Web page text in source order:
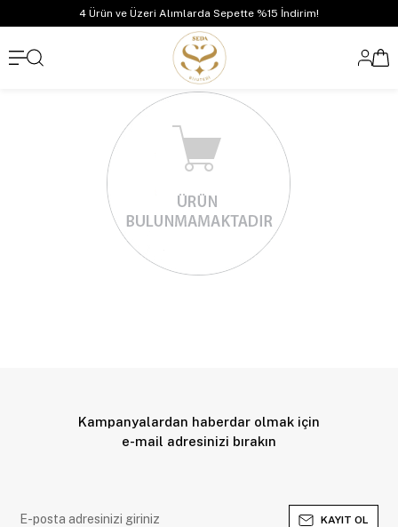
4 Ürün ve Üzeri Alımlarda Sepette %15 İndirim!
Kampanyalardan haberdar olmak için
e-mail adresinizi bırakın
KAYIT OL